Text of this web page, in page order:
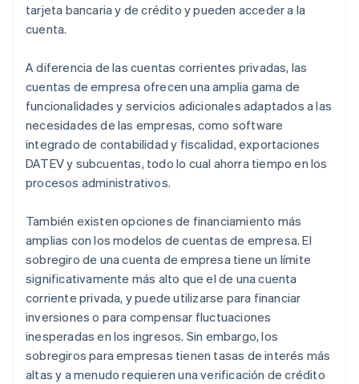
tarjeta bancaria y de crédito y pueden acceder a la
cuenta.
A diferencia de las cuentas corrientes privadas, las
cuentas de empresa ofrecen una amplia gama de
funcionalidades y servicios adicionales adaptados a las
necesidades de las empresas, como software
integrado de contabilidad y fiscalidad, exportaciones
DATEV y subcuentas, todo lo cual ahorra tiempo en los
procesos administrativos.
También existen opciones de financiamiento más
amplias con los modelos de cuentas de empresa. El
sobregiro de una cuenta de empresa tiene un límite
significativamente más alto que el de una cuenta
corriente privada, y puede utilizarse para financiar
inversiones o para compensar fluctuaciones
inesperadas en los ingresos. Sin embargo, los
sobregiros para empresas tienen tasas de interés más
altas y a menudo requieren una verificación de crédito